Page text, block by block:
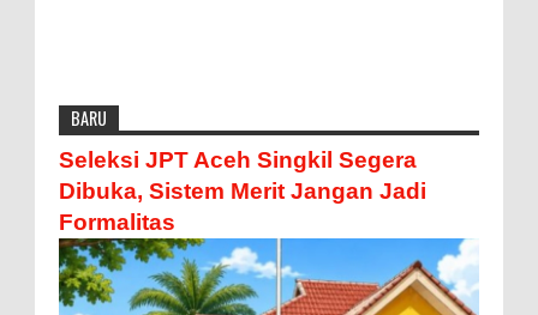
BARU
Seleksi JPT Aceh Singkil Segera
Dibuka, Sistem Merit Jangan Jadi
Formalitas